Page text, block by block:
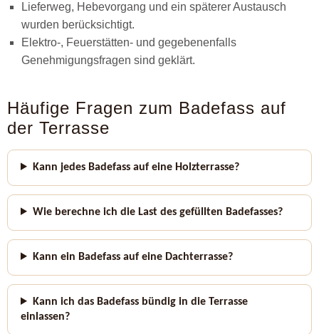
Lieferweg, Hebevorgang und ein späterer Austausch
wurden berücksichtigt.
Elektro-, Feuerstätten- und gegebenenfalls
Genehmigungsfragen sind geklärt.
Häufige Fragen zum Badefass auf
der Terrasse
Kann jedes Badefass auf eine Holzterrasse?
Wie berechne ich die Last des gefüllten Badefasses?
Kann ein Badefass auf eine Dachterrasse?
Kann ich das Badefass bündig in die Terrasse
einlassen?